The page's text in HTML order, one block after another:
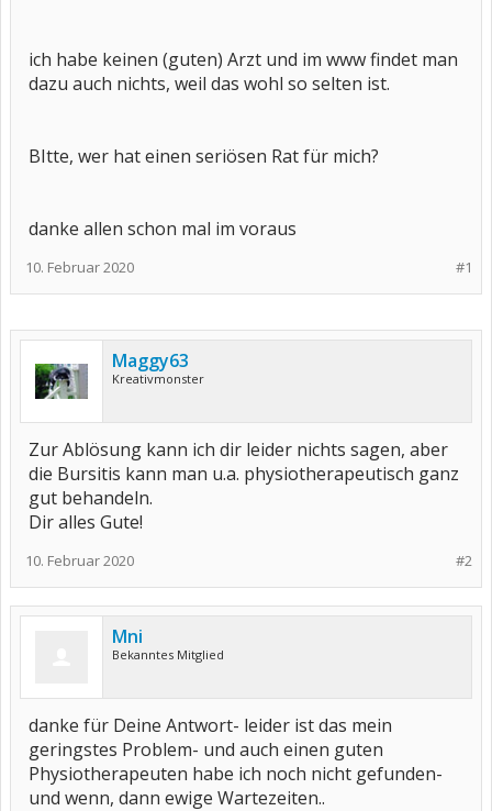
ich habe keinen (guten) Arzt und im www findet man
dazu auch nichts, weil das wohl so selten ist.
BItte, wer hat einen seriösen Rat für mich?
danke allen schon mal im voraus
#1
10. Februar 2020
Maggy63
Kreativmonster
Zur Ablösung kann ich dir leider nichts sagen, aber
die Bursitis kann man u.a. physiotherapeutisch ganz
gut behandeln.
Dir alles Gute!
#2
10. Februar 2020
Mni
Bekanntes Mitglied
danke für Deine Antwort- leider ist das mein
geringstes Problem- und auch einen guten
Physiotherapeuten habe ich noch nicht gefunden-
und wenn, dann ewige Wartezeiten..